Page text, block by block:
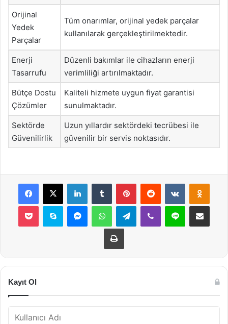
Orijinal
Yedek
Parçalar
Tüm onarımlar, orijinal yedek parçalar
kullanılarak gerçekleştirilmektedir.
Enerji
Tasarrufu
Düzenli bakımlar ile cihazların enerji
verimliliği artırılmaktadır.
Bütçe Dostu
Çözümler
Kaliteli hizmete uygun fiyat garantisi
sunulmaktadır.
Sektörde
Güvenilirlik
Uzun yıllardır sektördeki tecrübesi ile
güvenilir bir servis noktasıdır.
Facebook
X LinkedInTumblr PinterestReddit VKontakte
Pocket Skype MessengerWhatsAppTelegramViber Line E-Posta ile
Yazdır
Kayıt Ol